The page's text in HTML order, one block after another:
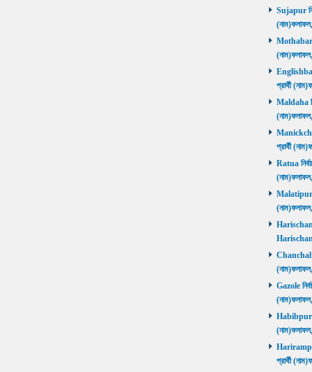
Sujapur
Mothabari
প্রার্থী
Maldaha
প্রার্থী
Ratua
Malatipur
Chanchal
Gazole
Habibpur
প্রার্থী